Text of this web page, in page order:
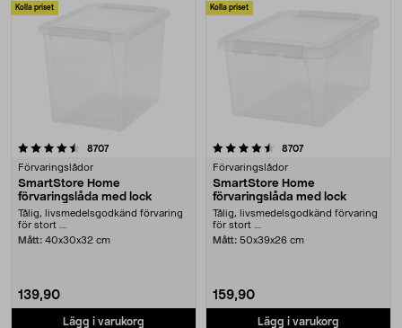
Kolla priset
8707recensioner
Förvaringslådor
SmartStore Home
förvaringslåda med lock
Tålig, livsmedelsgodkänd förvaring
för stort ....
Mått: 40x30x32 cm
139,90
Lägg i varukorg
Kolla priset
4.5 av 5 stjärnor 8707recensioner
Förvaringslådor
SmartStore Home
förvaringslåda med lock
Tålig, livsmedelsgodkänd förvaring
för stort ....
Mått: 50x39x26 cm
159,90
Lägg i varukorg